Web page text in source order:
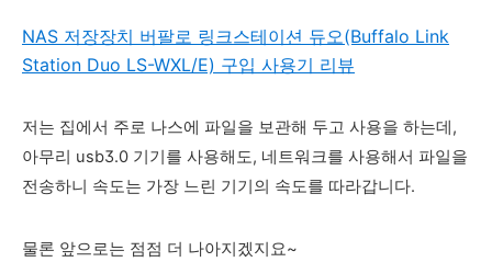
NAS 저장장치 버팔로 링크스테이션 듀오(Buffalo Link
Station Duo LS-WXL/E) 구입 사용기 리뷰
저는 집에서 주로 나스에 파일을 보관해 두고 사용을 하는데,
아무리 usb3.0 기기를 사용해도, 네트워크를 사용해서 파일을
전송하니 속도는 가장 느린 기기의 속도를 따라갑니다.
물론 앞으로는 점점 더 나아지겠지요~